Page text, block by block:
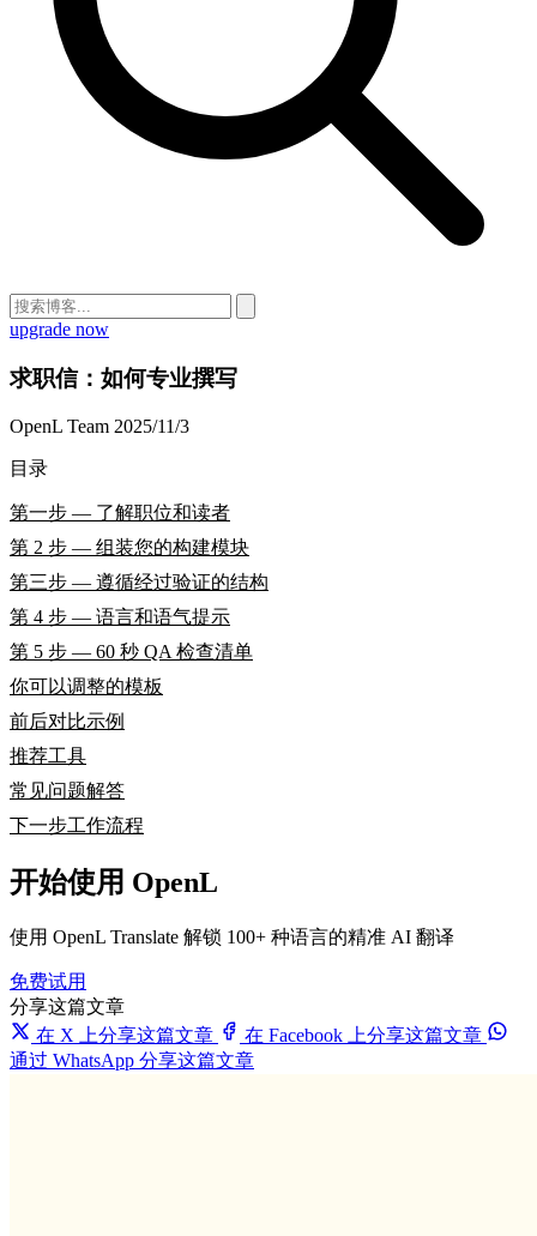
upgrade now
求职信：如何专业撰写
OpenL Team 2025/11/3
目录
第一步 — 了解职位和读者
第 2 步 — 组装您的构建模块
第三步 — 遵循经过验证的结构
第 4 步 — 语言和语气提示
第 5 步 — 60 秒 QA 检查清单
你可以调整的模板
前后对比示例
推荐工具
常见问题解答
下一步工作流程
开始使用 OpenL
使用 OpenL Translate 解锁 100+ 种语言的精准 AI 翻译
免费试用
分享这篇文章
在 X 上分享这篇文章
在 Facebook 上分享这篇文章
通过 WhatsApp 分享这篇文章